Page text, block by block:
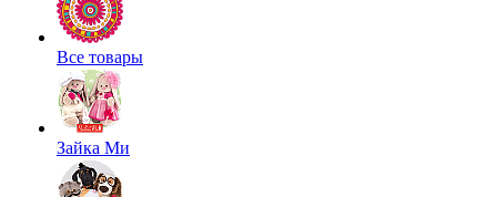
Все товары
Зайка Ми